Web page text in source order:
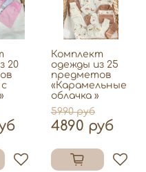
20
Комплект
одежды из 25
предметов
«Карамельные
облачка »
5990 руб
4890 руб